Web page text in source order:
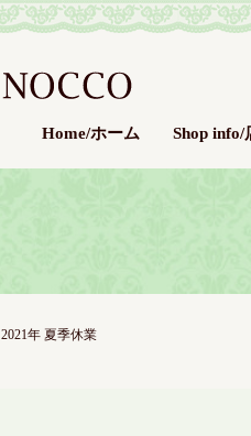
Home/ホーム Shop info/
2021年 夏季休業